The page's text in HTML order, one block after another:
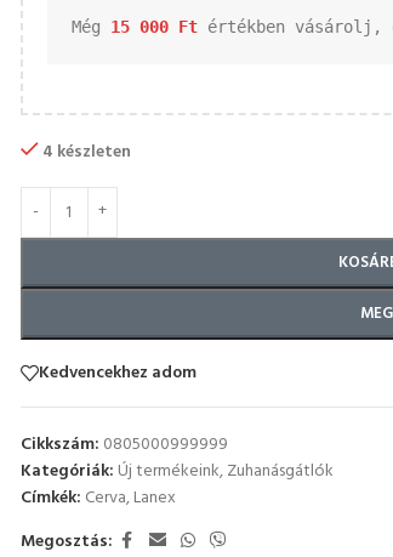
Még 15 000 Ft értékben vásárolj,
4 készleten
Kedvencekhez adom
Cikkszám: 0805000999999
Kategóriák: Új termékeink,Zuhanásgátlók
Címkék: Cerva,Lanex
Megosztás: